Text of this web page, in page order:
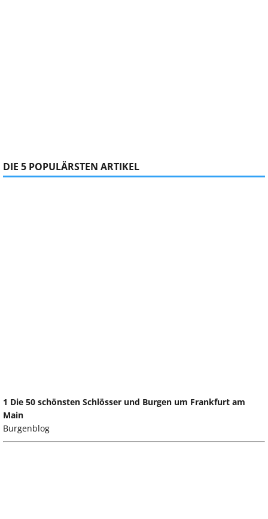
DIE 5 POPULÄRSTEN ARTIKEL
1 Die 50 schönsten Schlösser und Burgen um Frankfurt am
Main
Burgenblog